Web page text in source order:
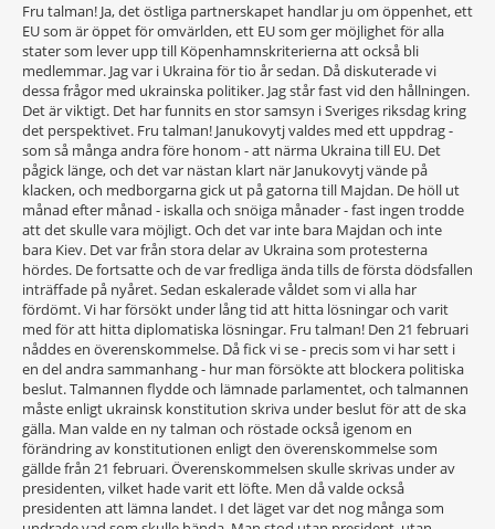
Fru talman! Ja, det östliga partnerskapet handlar ju om öppenhet, ett
EU som är öppet för omvärlden, ett EU som ger möjlighet för alla
stater som lever upp till Köpenhamnskriterierna att också bli
medlemmar. Jag var i Ukraina för tio år sedan. Då diskuterade vi
dessa frågor med ukrainska politiker. Jag står fast vid den hållningen.
Det är viktigt. Det har funnits en stor samsyn i Sveriges riksdag kring
det perspektivet. Fru talman! Janukovytj valdes med ett uppdrag -
som så många andra före honom - att närma Ukraina till EU. Det
pågick länge, och det var nästan klart när Janukovytj vände på
klacken, och medborgarna gick ut på gatorna till Majdan. De höll ut
månad efter månad - iskalla och snöiga månader - fast ingen trodde
att det skulle vara möjligt. Och det var inte bara Majdan och inte
bara Kiev. Det var från stora delar av Ukraina som protesterna
hördes. De fortsatte och de var fredliga ända tills de första dödsfallen
inträffade på nyåret. Sedan eskalerade våldet som vi alla har
fördömt. Vi har försökt under lång tid att hitta lösningar och varit
med för att hitta diplomatiska lösningar. Fru talman! Den 21 februari
nåddes en överenskommelse. Då fick vi se - precis som vi har sett i
en del andra sammanhang - hur man försökte att blockera politiska
beslut. Talmannen flydde och lämnade parlamentet, och talmannen
måste enligt ukrainsk konstitution skriva under beslut för att de ska
gälla. Man valde en ny talman och röstade också igenom en
förändring av konstitutionen enligt den överenskommelse som
gällde från 21 februari. Överenskommelsen skulle skrivas under av
presidenten, vilket hade varit ett löfte. Men då valde också
presidenten att lämna landet. I det läget var det nog många som